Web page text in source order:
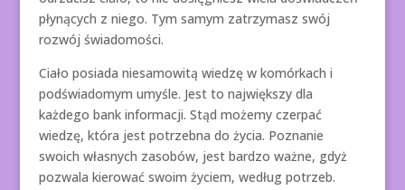
płynących z niego. Tym samym zatrzymasz swój
rozwój świadomości.
Ciało posiada niesamowitą wiedzę w komórkach i
podświadomym umyśle. Jest to największy dla
każdego bank informacji. Stąd możemy czerpać
wiedzę, która jest potrzebna do życia. Poznanie
swoich własnych zasobów, jest bardzo ważne, gdyż
pozwala kierować swoim życiem, według potrzeb.